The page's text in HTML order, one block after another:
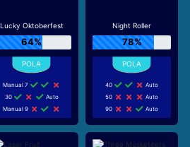
Lucky Oktoberfest
64%
Manual 7
30
Auto
Manual 9
Night Roller
78%
40
Auto
50
Auto
90
Auto